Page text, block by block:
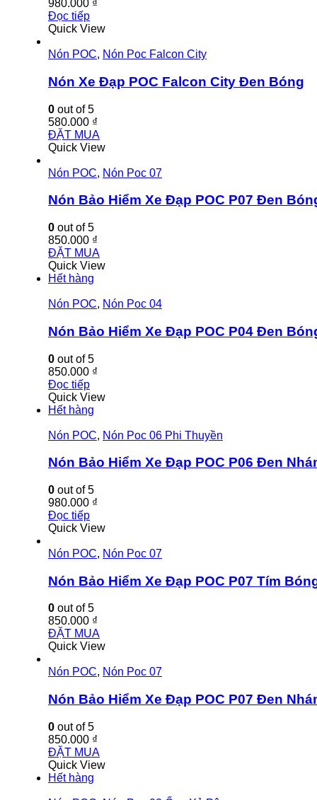
980.000 ₫
Đọc tiếp
Quick View
Nón POC, Nón Poc Falcon City
Nón Xe Đạp POC Falcon City Đen Bóng
0 out of 5
580.000 ₫
ĐẶT MUA
Quick View
Nón POC, Nón Poc 07
Nón Bảo Hiểm Xe Đạp POC P07 Đen
0 out of 5
850.000 ₫
ĐẶT MUA
Quick View
Hết hàng
Nón POC, Nón Poc 04
Nón Bảo Hiểm Xe Đạp POC P04 Đen
0 out of 5
850.000 ₫
Đọc tiếp
Quick View
Hết hàng
Nón POC, Nón Poc 06 Phi Thuyền
Nón Bảo Hiểm Xe Đạp POC P06 Đen
0 out of 5
980.000 ₫
Đọc tiếp
Quick View
Nón POC, Nón Poc 07
Nón Bảo Hiểm Xe Đạp POC P07 Tím
0 out of 5
850.000 ₫
ĐẶT MUA
Quick View
Nón POC, Nón Poc 07
Nón Bảo Hiểm Xe Đạp POC P07 Đen
0 out of 5
850.000 ₫
ĐẶT MUA
Quick View
Hết hàng